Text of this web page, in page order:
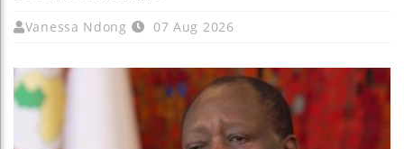
Vanessa Ndong 07 Aug 2026